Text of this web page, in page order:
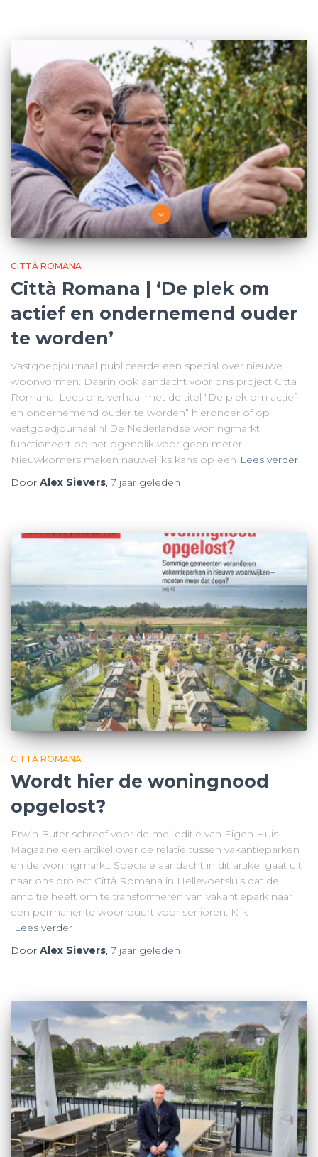
CITTÀ ROMANA
Città Romana | ‘De plek om
actief en ondernemend ouder
te worden’
Vastgoedjournaal publiceerde een special over nieuwe
woonvormen. Daarin ook aandacht voor ons project Citta
Romana. Lees ons verhaal met de titel “De plek om actief
en ondernemend ouder te worden” hieronder of op
vastgoedjournaal.nl De Nederlandse woningmarkt
functioneert op het ogenblik voor geen meter.
Nieuwkomers maken nauwelijks kans op een Lees verder
Door Alex Sievers, 7 jaar geleden
CITTÀ ROMANA
Wordt hier de woningnood
opgelost?
Erwin Buter schreef voor de mei-editie van Eigen Huis
Magazine een artikel over de relatie tussen vakantieparken
en de woningmarkt. Speciale aandacht in dit artikel gaat uit
naar ons project Città Romana in Hellevoetsluis dat de
ambitie heeft om te transformeren van vakantiepark naar
een permanente woonbuurt voor senioren. Klik
Lees verder
Door Alex Sievers, 7 jaar geleden